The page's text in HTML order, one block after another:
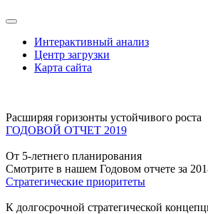
Интерактивный анализ
Центр загрузки
Карта сайта
Расширяя горизонты устойчивого роста
ГОДОВОЙ ОТЧЕТ 2019
От 5-летнего планирования
Смотрите в нашем Годовом отчете за
Стратегические приоритеты
К долгосрочной стратегической